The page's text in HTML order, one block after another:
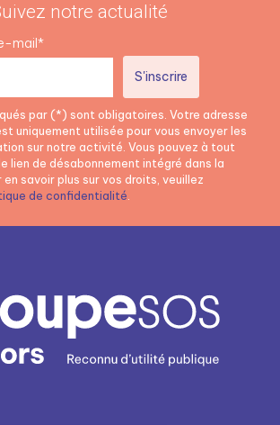
notre actualité
mail*
par (*) sont obligatoires. Votre adresse
uniquement utilisée pour vous envoyer les
sur notre activité. Vous pouvez à tout
lien de désabonnement intégré dans la
savoir plus sur vos droits, veuillez
de confidentialité